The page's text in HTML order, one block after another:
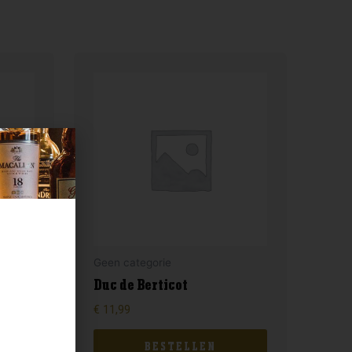
Duc de Berticot
€ 11,99
BESTELLEN